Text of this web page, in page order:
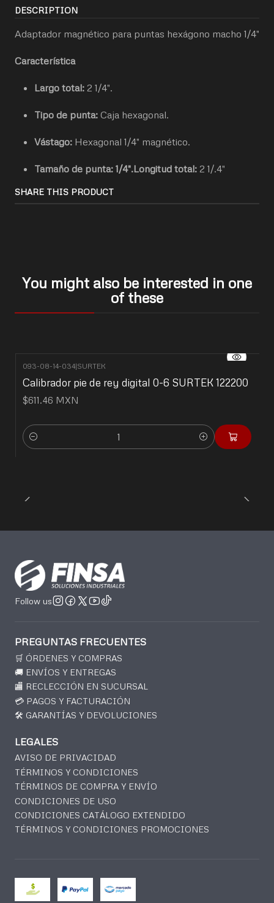
DESCRIPTION
Adaptador magnético para puntas hexágono macho 1/4"
Característica
Largo total: 2 1/4".
Tipo de punta: Caja hexagonal.
Vástago: Hexagonal 1/4" magnético.
Tamaño de punta: 1/4".Longitud total: 2 1/.4"
SHARE THIS PRODUCT
You might also be interested in one
of these
093-08-14-034|SURTEK
Calibrador pie de rey digital 0-6 SURTEK 122200
$611.46 MXN
Quantity
Follow us
PREGUNTAS FRECUENTES
🛒 ÓRDENES Y COMPRAS
🚚 ENVÍOS Y ENTREGAS
🏬 RECLECCIÓN EN SUCURSAL
💳 PAGOS Y FACTURACIÓN
🛠️ GARANTÍAS Y DEVOLUCIONES
LEGALES
AVISO DE PRIVACIDAD
TÉRMINOS Y CONDICIONES
TÉRMINOS DE COMPRA Y ENVÍO
CONDICIONES DE USO
CONDICIONES CATÁLOGO EXTENDIDO
TÉRMINOS Y CONDICIONES PROMOCIONES